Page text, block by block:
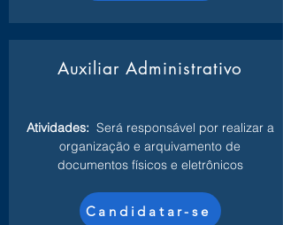
Auxiliar Administrativo
Atividades: Será responsável por realizar a
organização e arquivamento de
documentos físicos e eletrônicos
Candidatar-se